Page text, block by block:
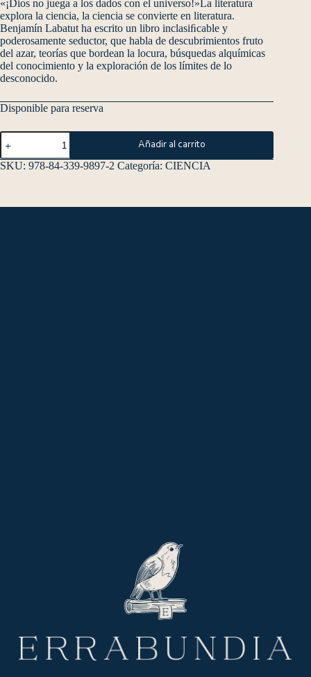
«¡Dios no juega a los dados con el universo!»La literatura
explora la ciencia, la ciencia se convierte en literatura.
Benjamín Labatut ha escrito un libro inclasiﬁcable y
poderosamente seductor, que habla de descubrimientos fruto
del azar, teorías que bordean la locura, búsquedas alquímicas
del conocimiento y la exploración de los límites de lo
desconocido.
Disponible para reserva
Añadir al carrito
SKU: 978-84-339-9897-2 Categoría: CIENCIA